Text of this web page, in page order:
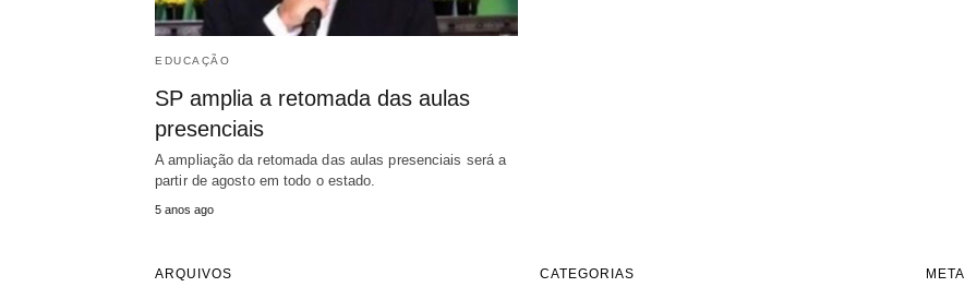
EDUCAÇÃO
SP amplia a retomada das aulas
presenciais
A ampliação da retomada das aulas presenciais será a
partir de agosto em todo o estado.
5 anos ago
ARQUIVOS CATEGORIAS META